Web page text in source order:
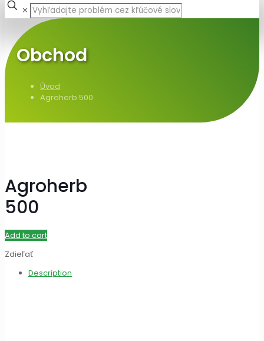
✕
Obchod
Úvod
Agroherb 500
Agroherb
500
Add to cart
Zdieľať
Description